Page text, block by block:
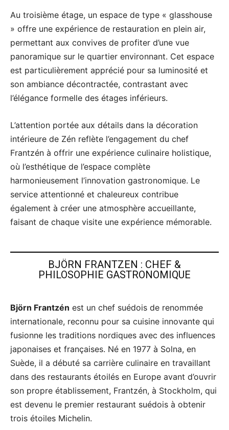
Au troisième étage, un espace de type « glasshouse
» offre une expérience de restauration en plein air,
permettant aux convives de profiter d’une vue
panoramique sur le quartier environnant. Cet espace
est particulièrement apprécié pour sa luminosité et
son ambiance décontractée, contrastant avec
l’élégance formelle des étages inférieurs.
L’attention portée aux détails dans la décoration
intérieure de Zén reflète l’engagement du chef
Frantzén à offrir une expérience culinaire holistique,
où l’esthétique de l’espace complète
harmonieusement l’innovation gastronomique. Le
service attentionné et chaleureux contribue
également à créer une atmosphère accueillante,
faisant de chaque visite une expérience mémorable.
BJÖRN FRANTZEN : CHEF &
PHILOSOPHIE GASTRONOMIQUE
Björn Frantzén est un chef suédois de renommée
internationale, reconnu pour sa cuisine innovante qui
fusionne les traditions nordiques avec des influences
japonaises et françaises. Né en 1977 à Solna, en
Suède, il a débuté sa carrière culinaire en travaillant
dans des restaurants étoilés en Europe avant d’ouvrir
son propre établissement, Frantzén, à Stockholm, qui
est devenu le premier restaurant suédois à obtenir
trois étoiles Michelin.